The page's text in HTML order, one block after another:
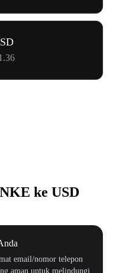
ke USD
email/nomor telepon
aman untuk melindungi